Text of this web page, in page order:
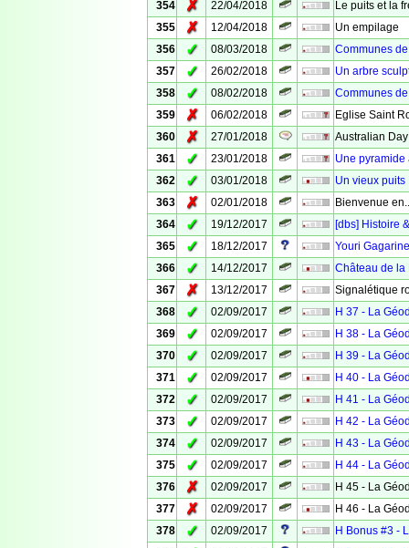
354
✗ 22/04/2018
Le puits et la
355
✗ 12/04/2018
Un empilage
356
✓ 08/03/2018
Communes
357
✓ 26/02/2018
Un arbre
358
✓ 08/02/2018
Communes
359
✗ 06/02/2018
Eglise Saint
360
✗ 27/01/2018
Australian
361
✓ 23/01/2018
Une pyramide
362
✓ 03/01/2018
Un vieux puits
363
✗ 02/01/2018
Bienvenue
364
✓ 19/12/2017
[dbs] Histoire
365
✓ 18/12/2017
Youri Gagarine
366
✓ 14/12/2017
Château de la
367
✗ 13/12/2017
Signalétique
368
✓ 02/09/2017
H 37 - La
369
✓ 02/09/2017
H 38 - La
370
✓ 02/09/2017
H 39 - La
371
✓ 02/09/2017
H 40 - La
372
✓ 02/09/2017
H 41 - La
373
✓ 02/09/2017
H 42 - La
374
✓ 02/09/2017
H 43 - La
375
✓ 02/09/2017
H 44 - La
376
✗ 02/09/2017
H 45 - La
377
✗ 02/09/2017
H 46 - La
378
✓ 02/09/2017
H Bonus #3 -